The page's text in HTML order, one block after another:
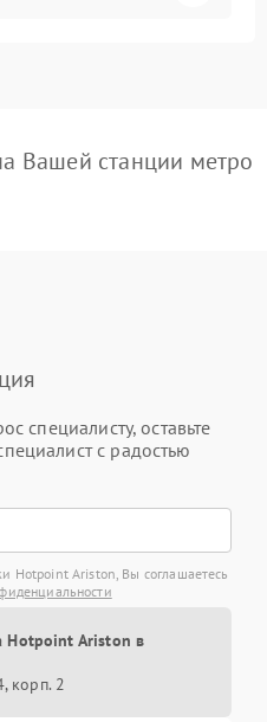
Вашей станции метро
специалисту, оставьте
с радостью
Hotpoint Ariston, Вы соглашаетесь
Hotpoint Ariston в
корп. 2